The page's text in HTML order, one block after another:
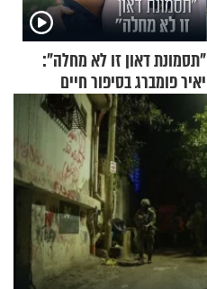
"תסמונת דאון זו לא מחלה":
יאיר פומברג בסיפור חיים
מעורר השראה